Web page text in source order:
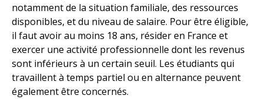
notamment de la situation familiale, des ressources
disponibles, et du niveau de salaire. Pour être éligible,
il faut avoir au moins 18 ans, résider en France et
exercer une activité professionnelle dont les revenus
sont inférieurs à un certain seuil. Les étudiants qui
travaillent à temps partiel ou en alternance peuvent
également être concernés.